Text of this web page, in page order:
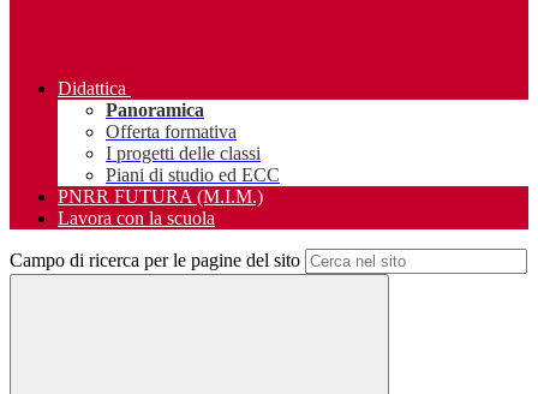
Didattica
Panoramica
Offerta formativa
I progetti delle classi
Piani di studio ed ECC
PNRR FUTURA (M.I.M.)
Lavora con la scuola
Campo di ricerca per le pagine del sito